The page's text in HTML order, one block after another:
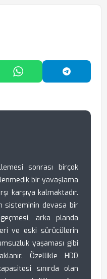
Paylaş
WhatsApp'ta Paylaş
sonrası birçok
bir yavaşlama
karşıya kalmaktadır.
sisteminin devasa bir
arka planda
ve eski sürücülerin
yaşaması gibi
Özellikle HDD
sınırda olan